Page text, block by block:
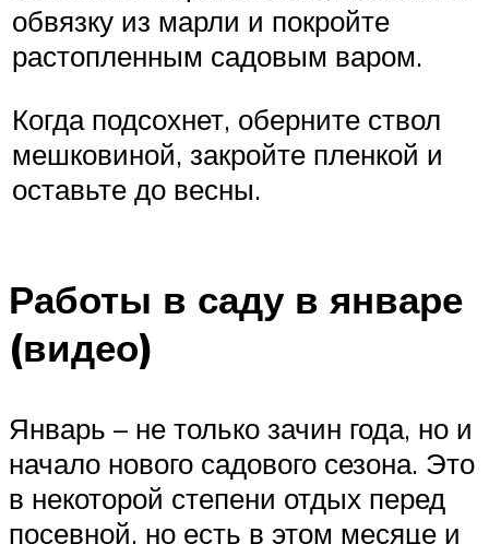
обвязку из марли и покройте
растопленным садовым варом.
Когда подсохнет, оберните ствол
мешковиной, закройте пленкой и
оставьте до весны.
Работы в саду в январе
(видео)
Январь – не только зачин года, но и
начало нового садового сезона. Это
в некоторой степени отдых перед
посевной, но есть в этом месяце и